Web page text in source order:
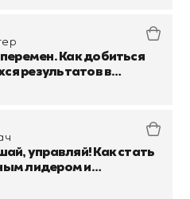
Как добиться
результатов в
времена
управляй! Как стать
лидером и
им в кризис